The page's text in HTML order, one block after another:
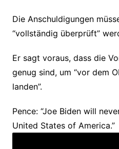
Die Anschuldigungen
“vollständig überprüft”
Er sagt voraus, dass die
genug sind, um “vor dem
landen”.
Pence: “Joe Biden will
United States of America.”